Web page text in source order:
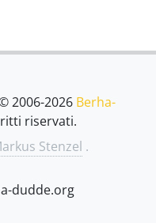
2006-2026 Berha-
riservati.
Stenzel .
dudde.org